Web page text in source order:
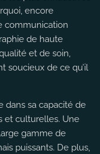
encore
communication
de haute
et de soin,
soucieux de ce qu’il
dans sa capacité de
et culturelles. Une
gamme de
puissants. De plus,